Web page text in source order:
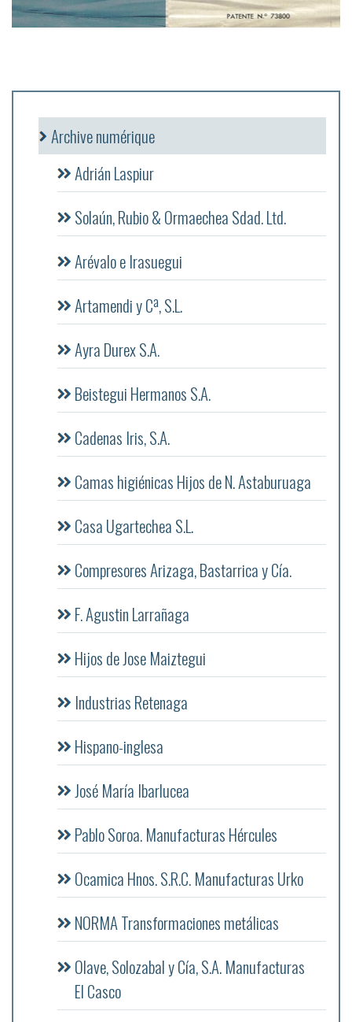
Archive numérique
Adrián Laspiur
Solaún, Rubio & Ormaechea Sdad. Ltd.
Arévalo e Irasuegui
Artamendi y Cª, S.L.
Ayra Durex S.A.
Beistegui Hermanos S.A.
Cadenas Iris, S.A.
Camas higiénicas Hijos de N. Astaburuaga
Casa Ugartechea S.L.
Compresores Arizaga, Bastarrica y Cía.
F. Agustin Larrañaga
Hijos de Jose Maiztegui
Industrias Retenaga
Hispano-inglesa
José María Ibarlucea
Pablo Soroa. Manufacturas Hércules
Ocamica Hnos. S.R.C. Manufacturas Urko
NORMA Transformaciones metálicas
Olave, Solozabal y Cía, S.A. Manufacturas
El Casco